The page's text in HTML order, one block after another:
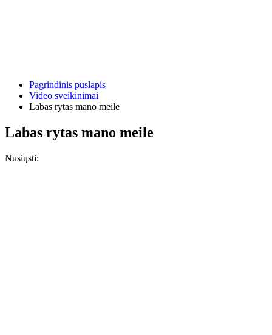
Pagrindinis puslapis
Video sveikinimai
Labas rytas mano meile
Labas rytas mano meile
Nusiųsti: